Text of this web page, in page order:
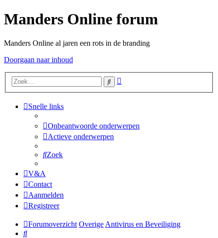
Manders Online forum
Manders Online al jaren een rots in de branding
Doorgaan naar inhoud
Zoek
Snelle links
Onbeantwoorde onderwerpen
Actieve onderwerpen
Zoek
V&A
Contact
Aanmelden
Registreer
Forumoverzicht OverigeAntivirus en Beveiliging
Zoek